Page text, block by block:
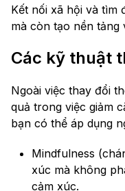
Kết nối xã hội và tìm
mà còn tạo nền
Các kỹ thuật
Ngoài việc thay đổi
quả trong việc giảm
bạn có thể áp dụng
Mindfulness
xúc mà không
cảm xúc.